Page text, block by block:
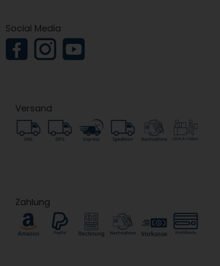
Social Media
Versand
Zahlung